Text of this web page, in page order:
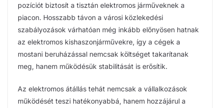
pozíciót biztosít a tisztán elektromos járműveknek a
piacon. Hosszabb távon a városi közlekedési
szabályozások várhatóan még inkább előnyösen hatnak
az elektromos kishaszonjárművekre, így a cégek a
mostani beruházással nemcsak költséget takarítanak
meg, hanem működésük stabilitását is erősítik.
Az elektromos átállás tehát nemcsak a vállalkozások
működését teszi hatékonyabbá, hanem hozzájárul a